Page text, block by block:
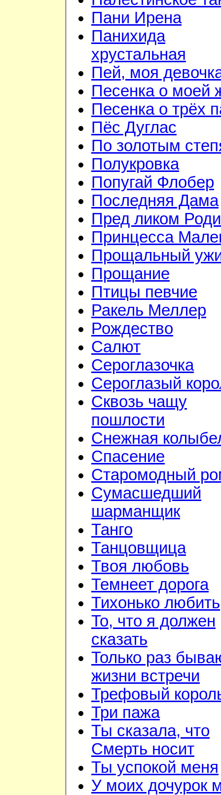
Пани Ирена
Панихида
хрустальная
Пей, моя
Песенка о моей
Песенка о трёх
Пёс Дуглас
По золотым
Полукровка
Попугай Флобер
Последняя Дама
Пред ликом
Принцесса
Прощальный
Прощание
Птицы певчие
Ракель Меллер
Рождество
Салют
Сероглазочка
Сероглазый
Сквозь чащу
пошлости
Снежная
Спасение
Старомодный
Сумасшедший
шарманщик
Танго
Танцовщица
Твоя любовь
Темнеет дорога
Тихонько любить
То, что я должен
сказать
Только раз
жизни встречи
Трефовый
Три пажа
Ты сказала, что
Смерть носит
Ты успокой меня
У моих дочурок